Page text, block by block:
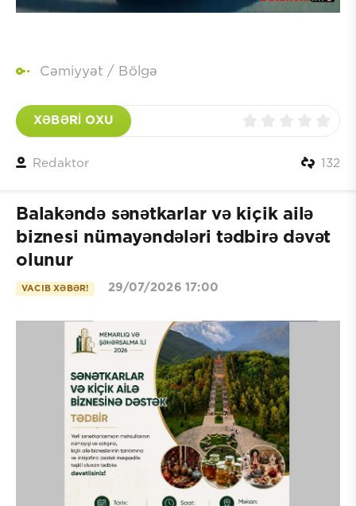
Cəmiyyət / Bölgə
XƏBƏRİ OXU
Redaktor 132
Balakəndə sənətkarlar və kiçik ailə
biznesi nümayəndələri tədbirə dəvət
olunur
VACIB XƏBƏR! 29/07/2026 17:00